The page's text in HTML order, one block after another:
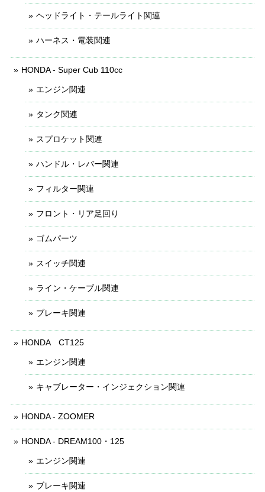
ヘッドライト・テールライト関連
ハーネス・電装関連
HONDA - Super Cub 110cc
エンジン関連
タンク関連
スプロケット関連
ハンドル・レバー関連
フィルター関連
フロント・リア足回り
ゴムパーツ
スイッチ関連
ライン・ケーブル関連
ブレーキ関連
HONDA CT125
エンジン関連
キャブレーター・インジェクション関連
HONDA - ZOOMER
HONDA - DREAM100・125
エンジン関連
ブレーキ関連